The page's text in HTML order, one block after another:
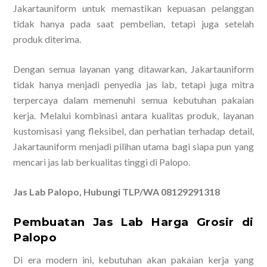
Jakartauniform untuk memastikan kepuasan pelanggan
tidak hanya pada saat pembelian, tetapi juga setelah
produk diterima.
Dengan semua layanan yang ditawarkan, Jakartauniform
tidak hanya menjadi penyedia jas lab, tetapi juga mitra
terpercaya dalam memenuhi semua kebutuhan pakaian
kerja. Melalui kombinasi antara kualitas produk, layanan
kustomisasi yang fleksibel, dan perhatian terhadap detail,
Jakartauniform menjadi pilihan utama bagi siapa pun yang
mencari jas lab berkualitas tinggi di Palopo.
Jas Lab Palopo, Hubungi TLP/WA 08129291318
Pembuatan Jas Lab Harga Grosir di
Palopo
Di era modern ini, kebutuhan akan pakaian kerja yang